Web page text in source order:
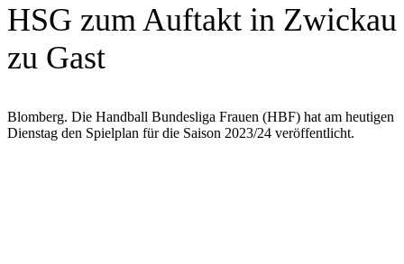
HSG zum Auftakt in Zwickau
zu Gast
Blomberg. Die Handball Bundesliga Frauen (HBF) hat am heutigen
Dienstag den Spielplan für die Saison 2023/24 veröffentlicht.